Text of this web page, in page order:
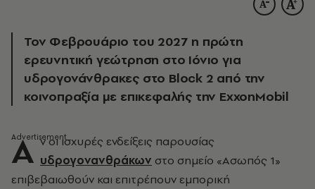
Τον Φεβρουάριο του 2027 η πρώτη
ερευνητική γεώτρηση στο Ιόνιο για
υδρογονάνθρακες στο Block 2 από την
κοινοπραξία με επικεφαλής την ExxonMobil
Α ν οι ισχυρές ενδείξεις παρουσίας
υδρογονανθράκων στο σημείο «Ασωπός 1»
επιβεβαιωθούν και επιτρέπουν εμπορική